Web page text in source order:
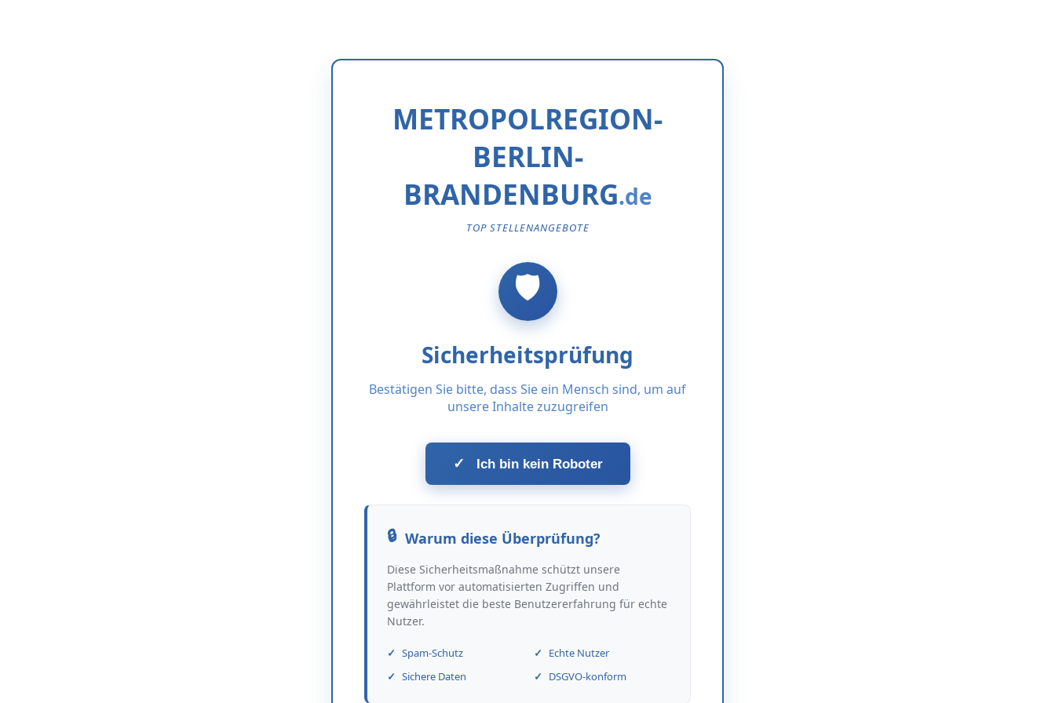
METROPOLREGION-
BERLIN-
BRANDENBURG
TOP STELLENANGEBOTE
Sicherheitsprüfung
Bestätigen Sie bitte, dass Sie ein Mensch sind, um auf
unsere Inhalte zuzugreifen
✓ Ich bin kein Roboter
Warum diese Überprüfung?
Diese Sicherheitsmaßnahme schützt unsere
Plattform vor automatisierten Zugriffen und
gewährleistet die beste Benutzererfahrung für echte
Nutzer.
Spam-Schutz
Echte Nutzer
Sichere Daten
DSGVO-konform